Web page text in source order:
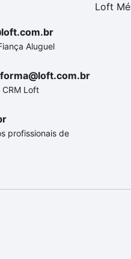
Aluguel
Loft
profissionais de
Loft